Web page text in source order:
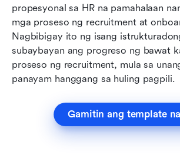
propesyonal sa HR na pamahalaan
mga proseso ng recruitment at
Nagbibigay ito ng isang
subaybayan ang progreso ng bawat
proseso ng recruitment, mula sa
panayam hanggang sa huling pagpili.
Gamitin ang template